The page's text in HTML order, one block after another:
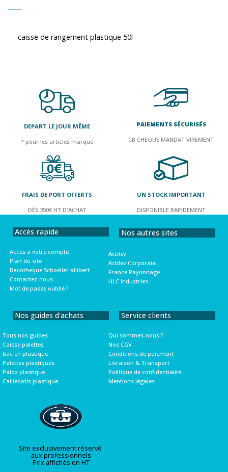
caisse de rangement plastique 50l
DEPART LE JOUR MÊME
* pour les articles marqué
PAIEMENTS SÉCURISÉS
CB CHEQUE MANDAT VIREMENT
FRAIS DE PORT OFFERTS
DÈS 350€ HT D'ACHAT
UN STOCK IMPORTANT
DISPONIBLE RAPIDEMENT
Accès rapide
Accès à votre compte
Plan du site
Bacotheque Schoeller allibert
Contactez-nous
Mot de passe oublié ?
Nos autres sites
Actilev
Actilev Corporate
France Rayonnage
HLC Industries
Nos guides d'achats
Tous nos guides
Caisse palettes
bac en plastique
Palettes plastiques
Palox plastique
Caillebotis plastique
Service clients
Qui sommes-nous ?
Nos CGV
Conditions de paiement
Livraison & Transport
Politique de confidentialité
Mentions légales
Site exclusivement réservé
aux professionnels
Prix affichés en HT